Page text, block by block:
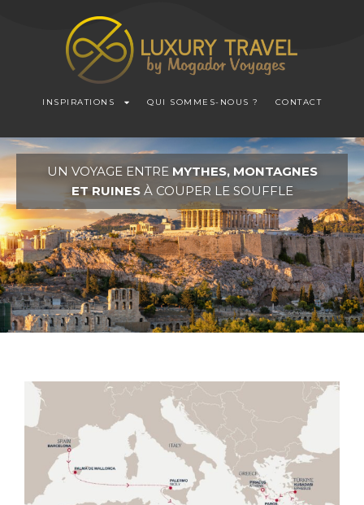
INSPIRATIONS QUI SOMMES-NOUS ? CONTACT
UN VOYAGE ENTRE MYTHES, MONTAGNES
ET RUINESÀ COUPER LE SOUFFLE